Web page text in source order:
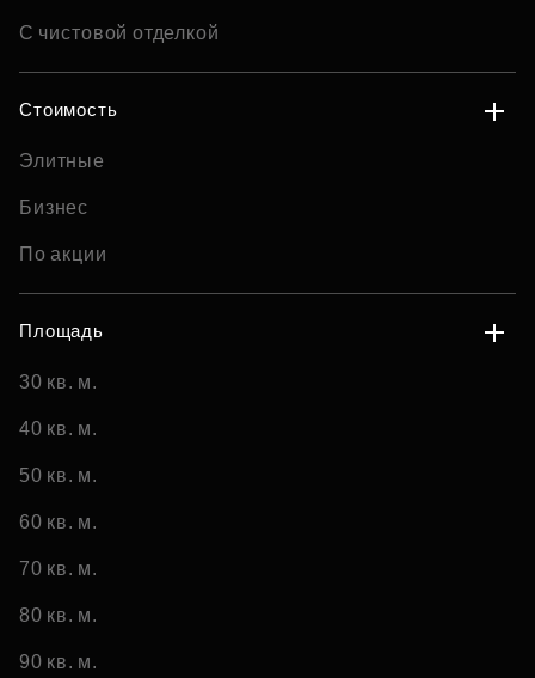
С чистовой отделкой
Стоимость
Элитные
Бизнес
По акции
Площадь
30 кв. м.
40 кв. м.
50 кв. м.
60 кв. м.
70 кв. м.
80 кв. м.
90 кв. м.